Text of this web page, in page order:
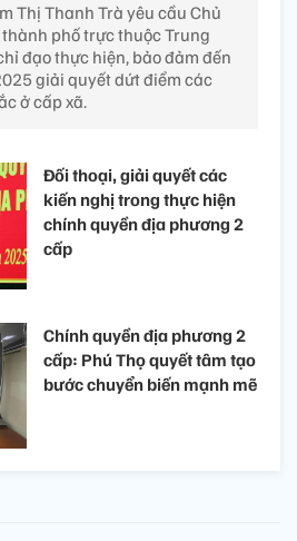
Thị Thanh Trà yêu cầu Chủ
phố trực thuộc Trung
đạo thực hiện, bảo đảm đến
giải quyết dứt điểm các
ở cấp xã.
Đối thoại, giải quyết các
kiến nghị trong thực hiện
chính quyền địa phương 2
cấp
Chính quyền địa phương 2
cấp: Phú Thọ quyết tâm tạo
bước chuyển biến mạnh mẽ